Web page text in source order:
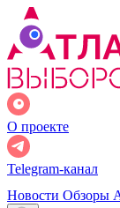
О проекте
Telegram-канал
Новости Обзоры